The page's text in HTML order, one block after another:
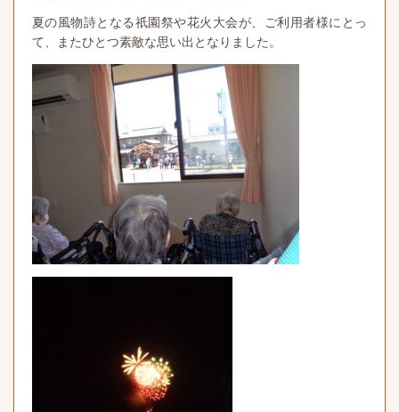
夏の風物詩となる祇園祭や花火大会が、ご利用者様にとっ
て、またひとつ素敵な思い出となりました。